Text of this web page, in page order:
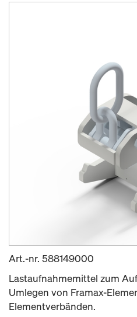
Art.-nr. 588149000
Lastaufnahmemittel zum
Umlegen von Framax-
Elementverbänden.